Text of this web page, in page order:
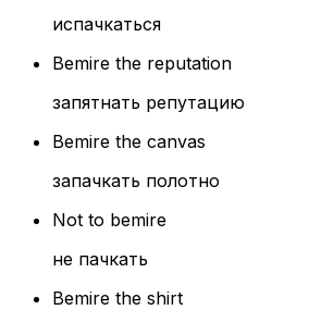
испачкаться
Bemire the reputation
запятнать репутацию
Bemire the canvas
запачкать полотно
Not to bemire
не пачкать
Bemire the shirt